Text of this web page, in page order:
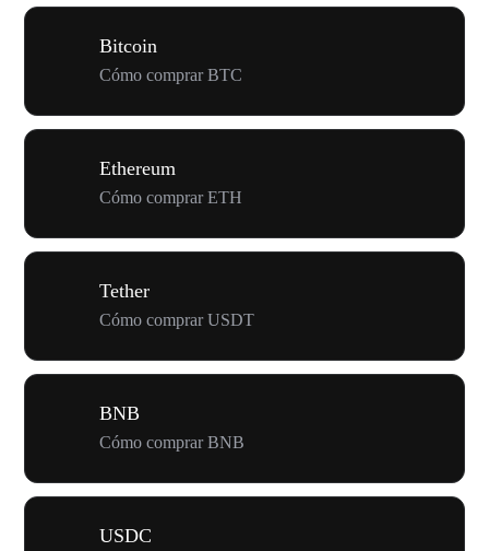
Bitcoin
Cómo comprar BTC
Ethereum
Cómo comprar ETH
Tether
Cómo comprar USDT
BNB
Cómo comprar BNB
USDC